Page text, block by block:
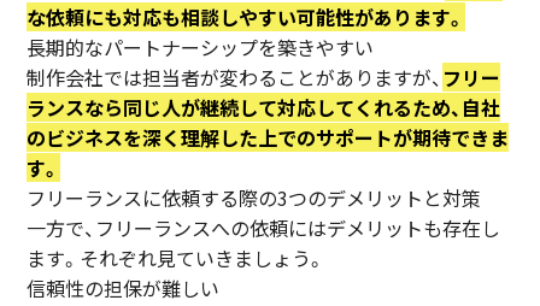
な依頼にも対応も相談しやすい可能性があります。
長期的なパートナーシップを築きやすい
制作会社では担当者が変わることがありますが、 フリー
ランスなら同じ人が継続して対応してくれるため、自社
のビジネスを深く理解した上でのサポートが期待できま
す。
フリーランスに依頼する際の3つのデメリットと対策
一方で、フリーランスへの依頼にはデメリットも存在し
ます。それぞれ見ていきましょう。
信頼性の担保が難しい